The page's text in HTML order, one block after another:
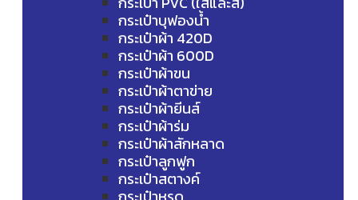
กระเป๋าบุฟองน้ำ
กระเป๋าผ้า 420D
กระเป๋าผ้า 600D
กระเป๋าผ้าขน
กระเป๋าผ้าตาข่าย
กระเป๋าผ้ายีนส์
กระเป๋าผ้าร่ม
กระเป๋าผ้าสักหลาด
กระเป๋าลูกฟูก
กระเป๋าสตางค์